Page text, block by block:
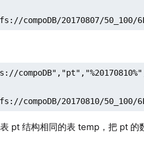
compoDB/20170807/
compoDB/20170810/50_100/
pt 结构相同的表 temp，把 pt 的